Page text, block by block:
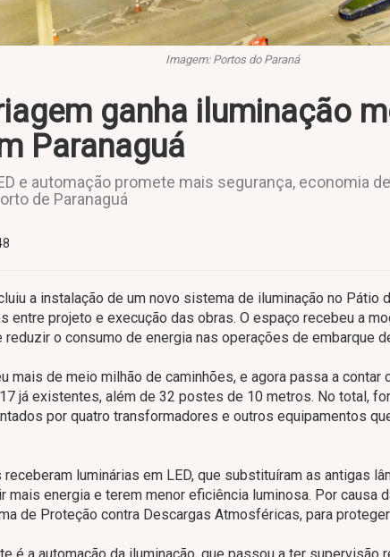
Imagem: Portos do Paraná
ganha iluminação
Paranaguá
e automação promete mais segurança, economia
de Paranaguá
a instalação de um novo sistema de iluminação no Pátio
entre projeto e execução das obras. O espaço recebeu a
reduzir o consumo de energia nas operações de embarque
mais de meio milhão de caminhões, e agora passa a
já existentes, além de 32 postes de 10 metros. No total,
por quatro transformadores e outros equipamentos
luminárias em LED, que substituíram as antigas
mais energia e terem menor eficiência luminosa. Por causa
de Proteção contra Descargas Atmosféricas, para